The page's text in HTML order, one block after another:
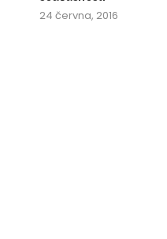
24 června, 2016